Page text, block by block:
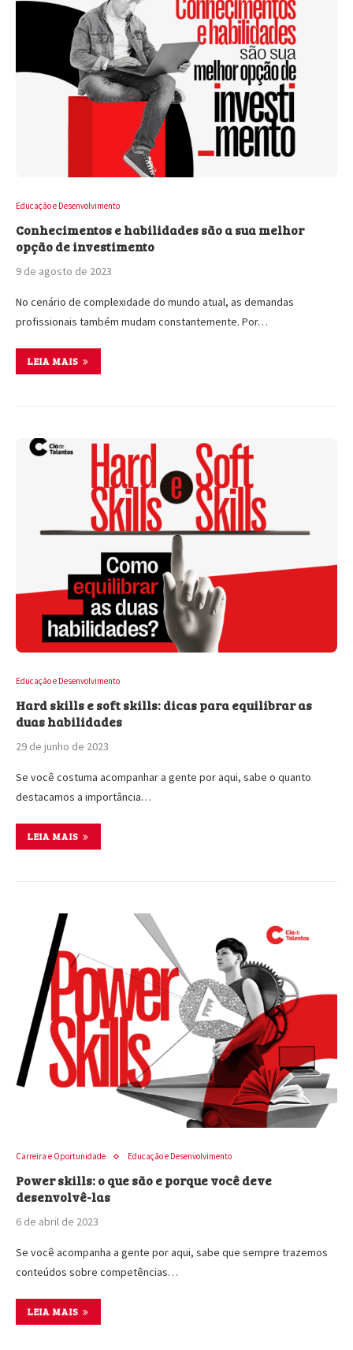
Educação e Desenvolvimento
Conhecimentos e habilidades são a sua melhor
opção de investimento
9 de agosto de 2023
No cenário de complexidade do mundo atual, as demandas
profissionais também mudam constantemente. Por…
LEIA MAIS
Educação e Desenvolvimento
Hard skills e soft skills: dicas para equilibrar as
duas habilidades
29 de junho de 2023
Se você costuma acompanhar a gente por aqui, sabe o quanto
destacamos a importância…
LEIA MAIS
Carreira e Oportunidade Educação e Desenvolvimento
Power skills: o que são e porque você deve
desenvolvê-las
6 de abril de 2023
Se você acompanha a gente por aqui, sabe que sempre trazemos
conteúdos sobre competências…
LEIA MAIS